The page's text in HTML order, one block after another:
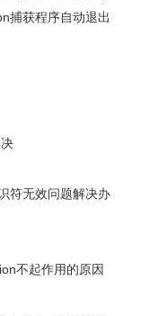
捕获程序自动退出
符无效问题解决办
不起作用的原因